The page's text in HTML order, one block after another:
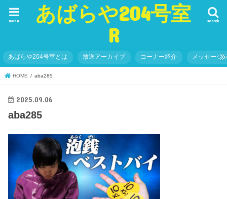
あばらや204号室
R
search
menu
あばらや204号室とは 放送アーカイブ コーナー紹介 メッセージ
HOME aba285
2025.09.06
aba285